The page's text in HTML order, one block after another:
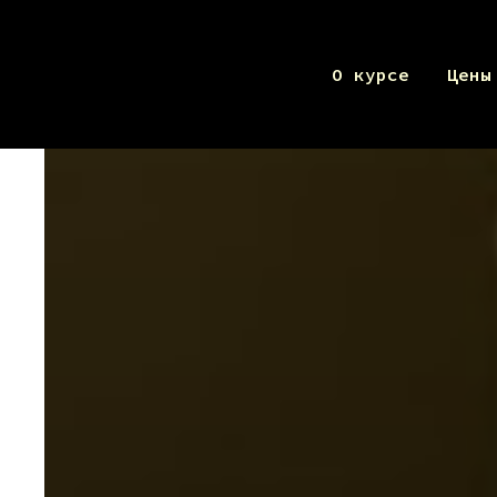
О курсе Цены